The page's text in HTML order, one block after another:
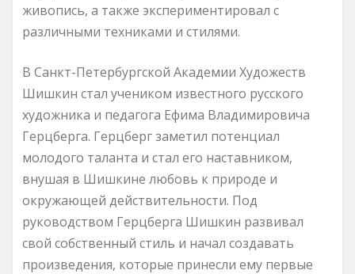
живопись, а также экспериментировал с
различными техниками и стилями.
В Санкт-Петербургской Академии Художеств
Шишкин стал учеником известного русского
художника и педагога Ефима Владимировича
Герцберга. Герцберг заметил потенциал
молодого таланта и стал его наставником,
внушая в Шишкине любовь к природе и
окружающей действительности. Под
руководством Герцберга Шишкин развивал
свой собственный стиль и начал создавать
произведения, которые принесли ему первые